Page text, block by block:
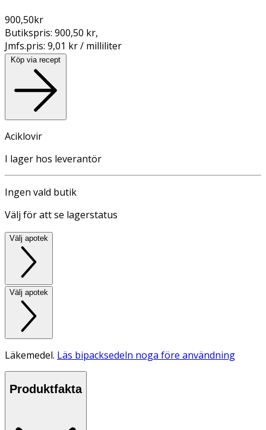
900,50kr
Butikspris: 900,50 kr,
Jmfs.pris: 9,01 kr / milliliter
Köp via recept
Aciklovir
I lager hos leverantör
Ingen vald butik
Välj för att se lagerstatus
Välj apotek
Välj apotek
Läkemedel. Läs bipacksedeln noga före användning
Produktfakta